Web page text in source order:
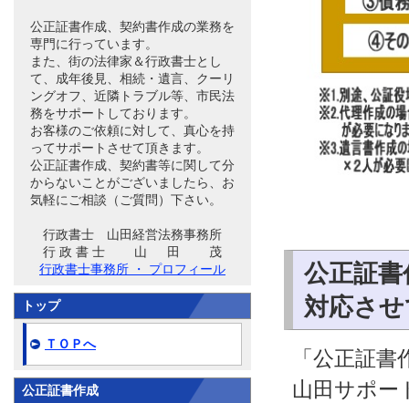
公正証
対応さ
「公正証
山田サポー
公正証書作成、契約書作成の業務を
専門に行っています。
また、街の法律家＆行政書士とし
て、成年後見、相続・遺言、クーリ
ングオフ、近隣トラブル等、市民法
務をサポートしております。
お客様のご依頼に対して、真心を持
ってサポートさせて頂きます。
公正証書作成、契約書等に関して分
からないことがございましたら、お
気軽にご相談（ご質問）下さい。
行政書士 山田経営法務事務所
行 政 書 士 山 田 茂
行政書士事務所 ・ プロフィール
トップ
ＴＯＰへ
公正証書作成